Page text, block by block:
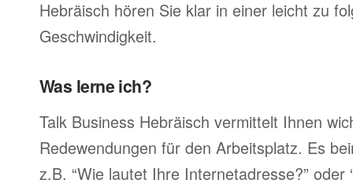
Hebräisch hören Sie klar in einer leicht zu
Geschwindigkeit.
Was lerne ich?
Talk Business Hebräisch vermittelt Ihnen
Redewendungen für den Arbeitsplatz. Es
z.B. “Wie lautet Ihre Internetadresse?” oder